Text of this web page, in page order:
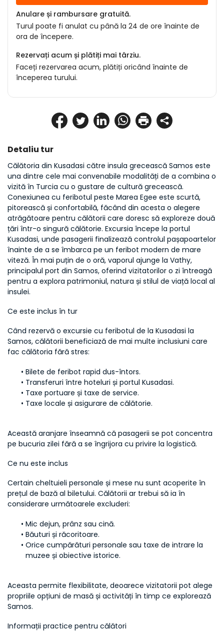
Detaliu tur
Călătoria din Kusadasi către insula grecească Samos este
una dintre cele mai convenabile modalități de a combina o
vizită în Turcia cu o gustare de cultură grecească.
Conexiunea cu feribotul peste Marea Egee este scurtă,
pitorească și confortabilă, făcând din acesta o alegere
atrăgătoare pentru călătorii care doresc să exploreze două
țări într-o singură călătorie. Excursia începe la portul
Kusadasi, unde pasagerii finalizează controlul pașapoartelor
înainte de a se îmbarca pe un feribot modern de mare
viteză. În mai puțin de o oră, vaporul ajunge la Vathy,
principalul port din Samos, oferind vizitatorilor o zi întreagă
pentru a explora patrimoniul, natura și stilul de viață local al
insulei.
Ce este inclus în tur
Când rezervă o excursie cu feribotul de la Kusadasi la
Samos, călătorii beneficiază de mai multe inclusiuni care
fac călătoria fără stres:
Bilete de feribot rapid dus-întors.
Transferuri între hoteluri și portul Kusadasi.
Taxe portuare și taxe de service.
Taxe locale și asigurare de călătorie.
Această aranjare înseamnă că pasagerii se pot concentra
pe bucuria zilei fără a se îngrijora cu privire la logistică.
Ce nu este inclus
Certain cheltuieli personale și mese nu sunt acoperite în
prețul de bază al biletului. Călătorii ar trebui să ia în
considerare următoarele excluderi:
Mic dejun, prânz sau cină.
Băuturi și răcoritoare.
Orice cumpărături personale sau taxe de intrare la
muzee și obiective istorice.
Aceasta permite flexibilitate, deoarece vizitatorii pot alege
propriile opțiuni de masă și activități în timp ce explorează
Samos.
Informații practice pentru călători
Anulare și rambursare gratuită.
Turul poate fi anulat cu până la 24 de ore înainte de
ora de începere.
Rezervați acum și plătiți mai târziu.
Faceți rezervarea acum, plătiți oricând înainte de
începerea turului.